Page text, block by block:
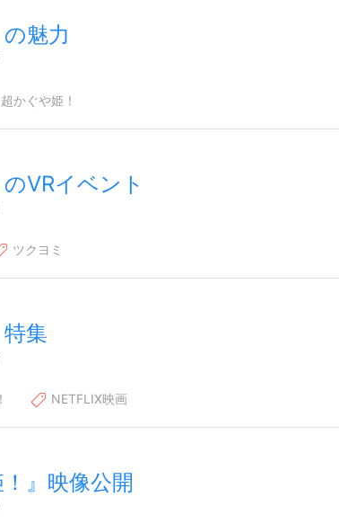
魅力
超かぐや姫！
VRイベント
ツクヨミ
集
NETFLIX映画
！』映像公開